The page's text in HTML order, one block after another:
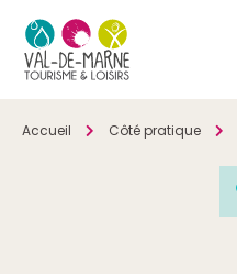
Accueil Côté pratique